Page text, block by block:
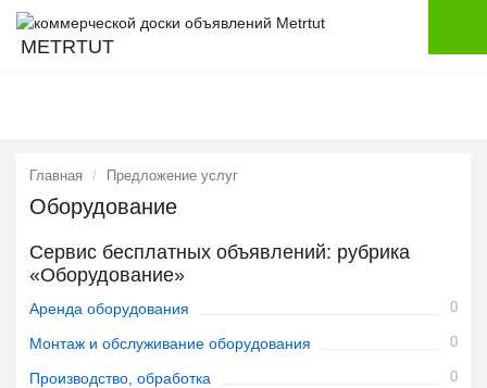
METRTUT
Главная Предложение услуг
Оборудование
Сервис бесплатных объявлений: рубрика
«Оборудование»
Аренда оборудования 0
Монтаж и обслуживание оборудования 0
Производство, обработка 0